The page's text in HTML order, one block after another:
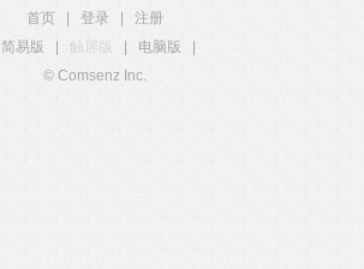
首页 登录
注册
简易版
触屏版 电脑版
© Comsenz Inc.